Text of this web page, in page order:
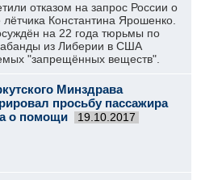
отказом на запрос России о
лётчика Константина Ярошенко.
на 22 года тюрьмы по
из Либерии в США
"запрещённых веществ".
Минздрава
просьбу пассажира
о помощи
19.10.2017